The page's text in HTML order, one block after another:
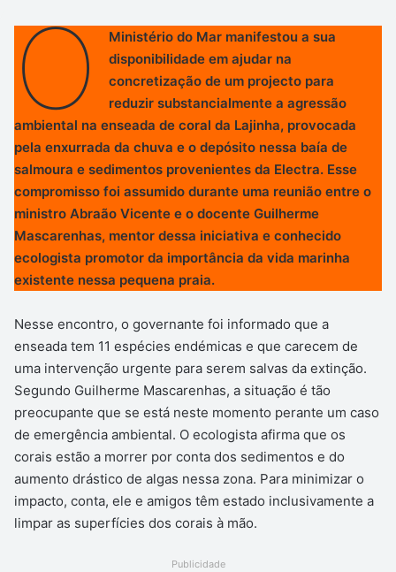
O
Ministério do Mar manifestou a sua
disponibilidade em ajudar na
concretização de um projecto para
reduzir substancialmente a agressão
ambiental na enseada de coral da Lajinha, provocada
pela enxurrada da chuva e o depósito nessa baía de
salmoura e sedimentos provenientes da Electra. Esse
compromisso foi assumido durante uma reunião entre o
ministro Abraão Vicente e o docente Guilherme
Mascarenhas, mentor dessa iniciativa e conhecido
ecologista promotor da importância da vida marinha
existente nessa pequena praia.
Nesse encontro, o governante foi informado que a
enseada tem 11 espécies endémicas e que carecem de
uma intervenção urgente para serem salvas da extinção.
Segundo Guilherme Mascarenhas, a situação é tão
preocupante que se está neste momento perante um caso
de emergência ambiental. O ecologista afirma que os
corais estão a morrer por conta dos sedimentos e do
aumento drástico de algas nessa zona. Para minimizar o
impacto, conta, ele e amigos têm estado inclusivamente a
limpar as superfícies dos corais à mão.
Publicidade